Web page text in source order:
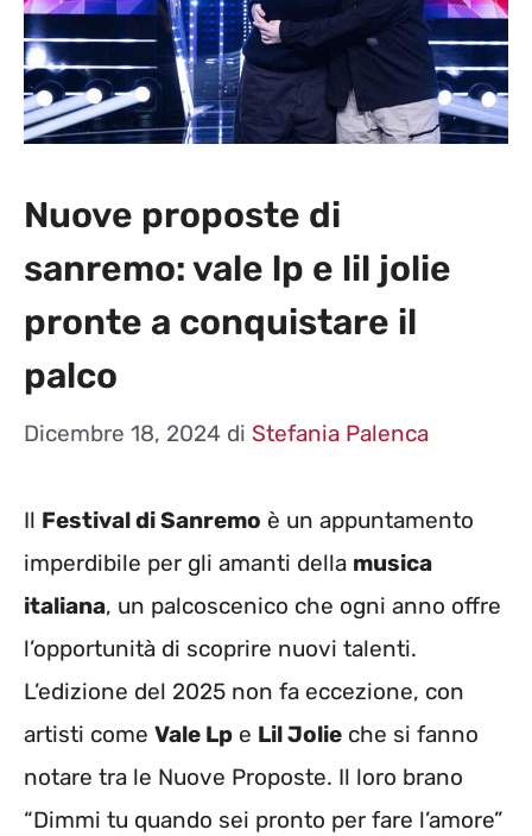
Nuove proposte di
sanremo: vale lp e lil jolie
pronte a conquistare il
palco
Dicembre 18, 2024 di Stefania Palenca
Il Festival di Sanremo è un appuntamento
imperdibile per gli amanti della musica
italiana, un palcoscenico che ogni anno offre
l’opportunità di scoprire nuovi talenti.
L’edizione del 2025 non fa eccezione, con
artisti come Vale Lp e Lil Jolie che si fanno
notare tra le Nuove Proposte. Il loro brano
“Dimmi tu quando sei pronto per fare l’amore”